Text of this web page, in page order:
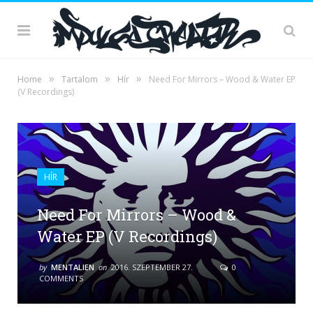
Home » Tartalom » Hír »
Need For Mirrors – Wood & Water EP
(V Recordings)
HÍR
Need For Mirrors – Wood &
Water EP (V Recordings)
by MENTALIEN on 2016. SZEPTEMBER 27.
0
COMMENTS